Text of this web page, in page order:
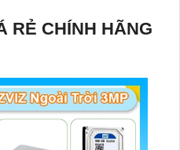
RẺ CHÍNH HÃNG